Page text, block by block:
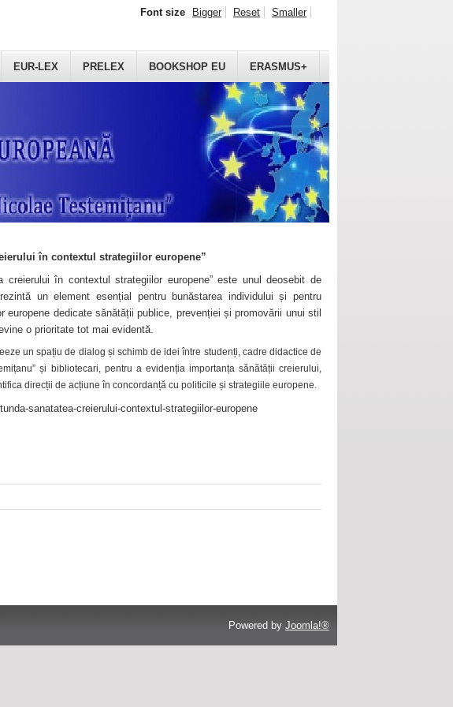
EUR-LEX PRELEX BOOKSHOP EU ERASMUS+
Font size Bigger Reset Smaller
în contextul strategiilor europene”
creierului în contextul strategiilor europene” este unul deosebit de
un element esențial pentru bunăstarea individului și pentru
dedicate sănătății publice, prevenției și promovării unui stil
o prioritate tot mai evidentă.
un spațiu de dialog și schimb de idei între studenți, cadre didactice de
și bibliotecari, pentru a evidenția importanța sănătății creierului,
direcții de acțiune în concordanță cu politicile și strategiile europene.
sanatatea-creierului-contextul-strategiilor-europene
Powered by Joomla!®